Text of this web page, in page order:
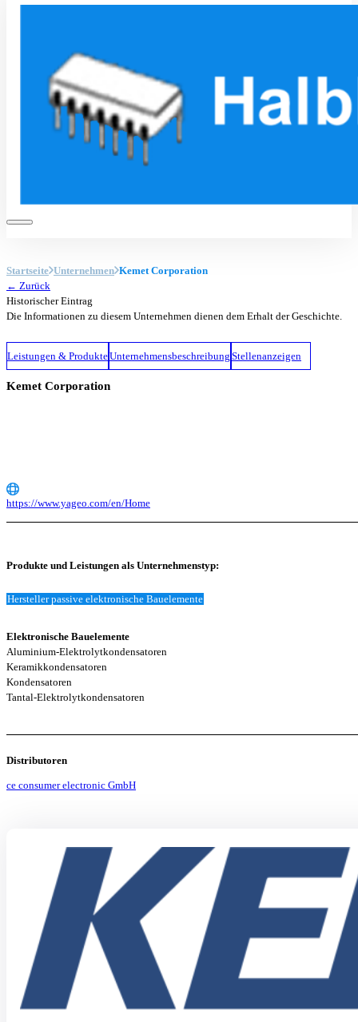
Startseite Unternehmen Kemet Corporation
← Zurück
Historischer Eintrag
Die Informationen zu diesem Unternehmen dienen dem Erhalt der Geschichte.
Leistungen & ProdukteUnternehmensbeschreibung Stellenanzeigen
Kemet Corporation
https://www.yageo.com/en/Home
Produkte und Leistungen als Unternehmenstyp:
Hersteller passive elektronische Bauelemente
Elektronische Bauelemente
Aluminium-Elektrolytkondensatoren
Keramikkondensatoren
Kondensatoren
Tantal-Elektrolytkondensatoren
Distributoren
ce consumer electronic GmbH